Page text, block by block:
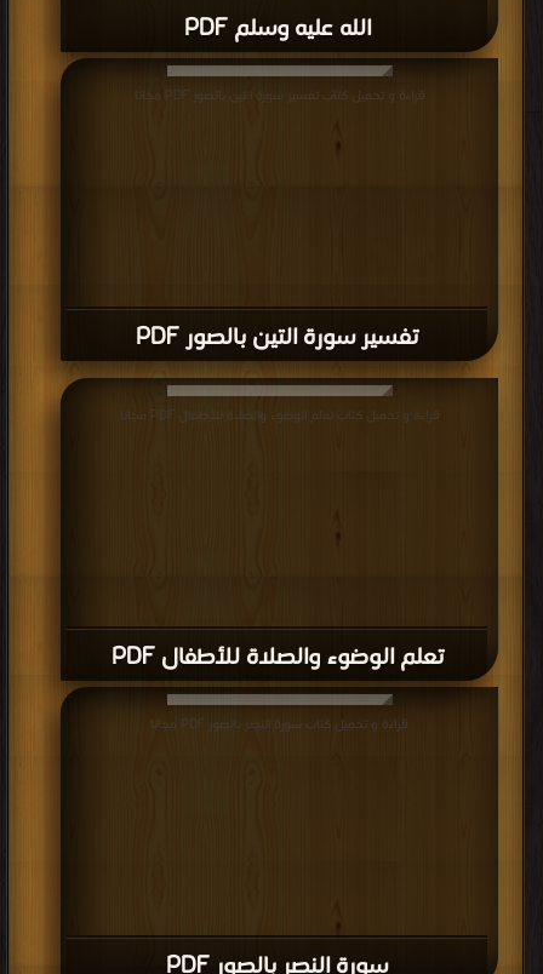
الله عليه وسلم PDF
تفسير سورة التين بالصور PDF
قراءة و تحميل كتاب تفسير سورة التين بالصور PDF مجانا
تعلم الوضوء والصلاة للأطفال PDF
قراءة و تحميل كتاب تعلم الوضوء والصلاة للأطفال PDF مجانا
قراءة و تحميل كتاب سورة النصر بالصور PDF مجانا